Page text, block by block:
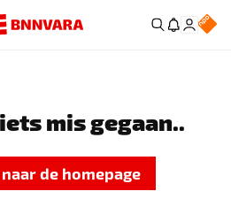
mis gegaan..
de homepage